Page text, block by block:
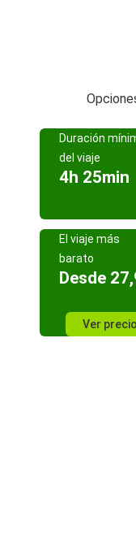
Duración
del viaje
4h 25min
El viaje más
barato
Desde
Ver